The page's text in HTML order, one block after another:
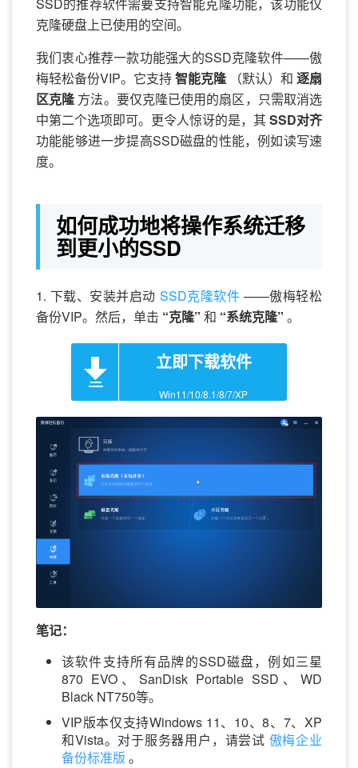
SSD的推荐软件需要支持智能克隆功能，该功能仅
克隆硬盘上已使用的空间。
我们衷心推荐一款功能强大的SSD克隆软件——傲
梅轻松备份VIP。它支持智能克隆 （默认）和 逐扇
区克隆方法。要仅克隆已使用的扇区，只需取消选
中第二个选项即可。更令人惊讶的是，其SSD对齐
功能能够进一步提高SSD磁盘的性能，例如读写速
度。
如何成功地将操作系统迁移
到更小的SSD
1. 下载、安装并启动 SSD克隆软件 ——傲梅轻松
备份VIP。然后，单击 “克隆” 和 “系统克隆” 。
立即下载软件
Win11/10/8.1/8/7/XP
笔记：
该软件支持所有品牌的SSD磁盘，例如三星
870 EVO、SanDisk Portable SSD、WD
Black NT750等。
VIP版本仅支持Windows 11、10、8、7、XP
和Vista。对于服务器用户，请尝试 傲梅企业
备份标准版 。